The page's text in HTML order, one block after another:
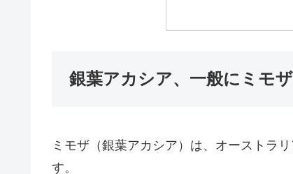
銀葉アカシア、一般にミモ
ミモザ（銀葉アカシア）は、オーストラ
す。